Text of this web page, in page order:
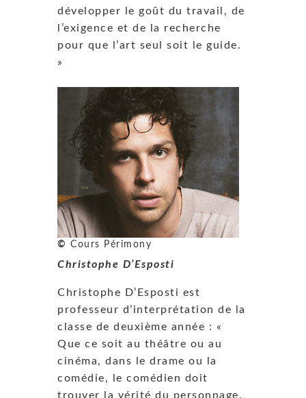
développer le goût du travail, de
l’exigence et de la recherche
pour que l’art seul soit le guide.
»
© Cours Périmony
Christophe D’Esposti
Christophe D’Esposti est
professeur d’interprétation de la
classe de deuxième année : «
Que ce soit au théâtre ou au
cinéma, dans le drame ou la
comédie, le comédien doit
trouver la vérité du personnage.